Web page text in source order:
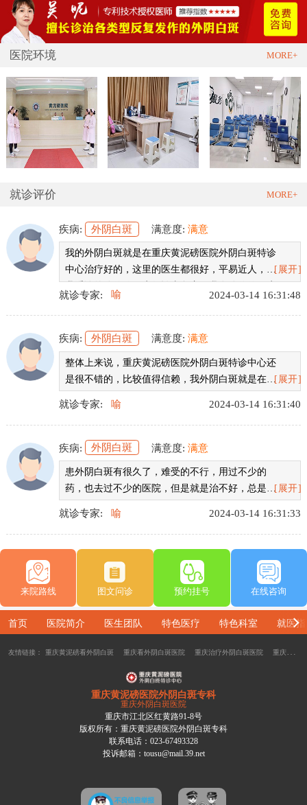
医院环境 MORE+
就诊评价 MORE+
疾病: 外阴白斑 满意度: 满意
我的外阴白斑就是在重庆黄泥磅医院外阴白斑特诊
中心治疗好的，这里的医生都很好，平易近人，给
这里治疗后，外阴白斑已经恢复了，非常感谢。
[展开]
就诊专家: 喻 2024-03-14 16:31:48
疾病: 外阴白斑 满意度: 满意
整体上来说，重庆黄泥磅医院外阴白斑特诊中心还
是很不错的，比较值得信赖，我外阴白斑就是在这
我的主治医生喻伶俐医生，谢谢你让我恢复了健
康。
[展开]
就诊专家: 喻 2024-03-14 16:31:40
疾病: 外阴白斑 满意度: 满意
患外阴白斑有很久了，难受的不行，用过不少的
药，也去过不少的医院，但是就是治不好，总是反
诊中心在治疗外阴白斑方面条件还不错，而且治疗
很专业，就预约了喻伶俐医生的号，喻伶俐医生根
据我的病情给我制定了一套治疗方案，到现在也没
有复发，真的很感谢。
[展开]
就诊专家: 喻 2024-03-14 16:31:33
来院路线 图文问诊 预约挂号 在线咨询
首页 医院简介 医生团队 特色医疗 特色科室 就医
友情链接： 重庆黄泥磅看外阴白斑 重庆看外阴白斑医院 重庆治疗外阴白斑医院 重庆外阴白斑医院选择
重庆黄泥磅医院外阴白斑专科
重庆外阴白斑医院
重庆市江北区红黄路91-8号
版权所有：重庆黄泥磅医院外阴白斑专科
联系电话：023-67493328
投诉邮箱：tousu@mail.39.net